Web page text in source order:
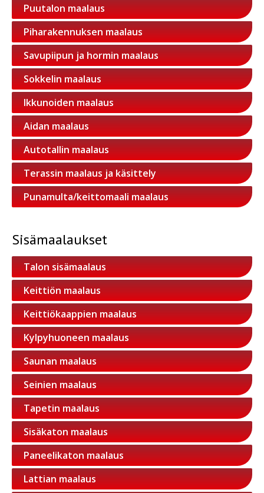
Puutalon maalaus
Piharakennuksen maalaus
Savupiipun ja hormin maalaus
Sokkelin maalaus
Ikkunoiden maalaus
Aidan maalaus
Autotallin maalaus
Terassin maalaus ja käsittely
Punamulta/keittomaali maalaus
Sisämaalaukset
Talon sisämaalaus
Keittiön maalaus
Keittiökaappien maalaus
Kylpyhuoneen maalaus
Saunan maalaus
Seinien maalaus
Tapetin maalaus
Sisäkaton maalaus
Paneelikaton maalaus
Lattian maalaus